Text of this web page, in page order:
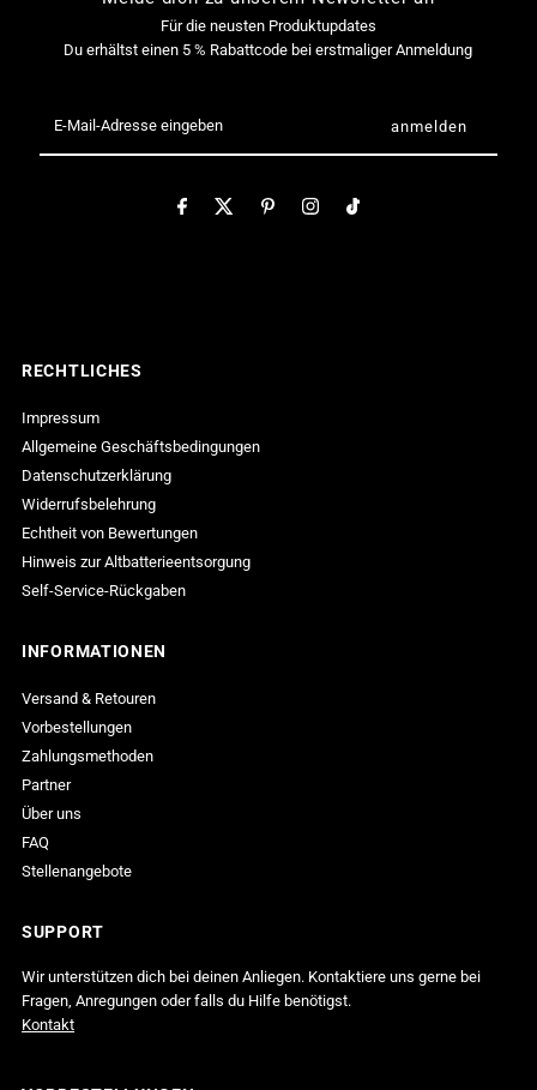
Für die neusten Produktupdates
Du erhältst einen 5 % Rabattcode bei erstmaliger Anmeldung
Mail-
Adresse
RECHTLICHES
Impressum
Allgemeine Geschäftsbedingungen
Datenschutzerklärung
Widerrufsbelehrung
Echtheit von Bewertungen
Hinweis zur Altbatterieentsorgung
Self-Service-Rückgaben
INFORMATIONEN
Versand & Retouren
Vorbestellungen
Zahlungsmethoden
Partner
Über uns
FAQ
Stellenangebote
SUPPORT
Wir unterstützen dich bei deinen Anliegen. Kontaktiere uns gerne bei
Fragen, Anregungen oder falls du Hilfe benötigst.
Kontakt